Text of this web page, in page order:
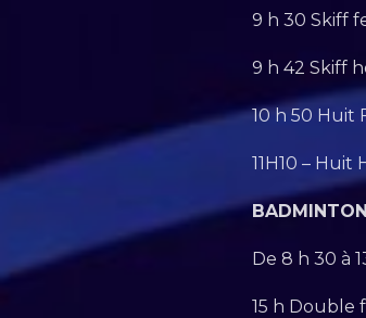
9 h 30 Skiff
9 h 42 Skiff
10 h 50 Huit
11H10 – Huit
BADMINTON
De 8 h 30 à
15 h Double